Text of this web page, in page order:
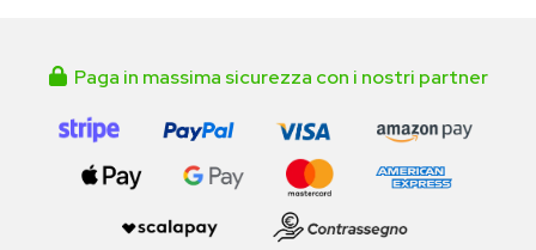
Paga in massima sicurezza con i nostri partner